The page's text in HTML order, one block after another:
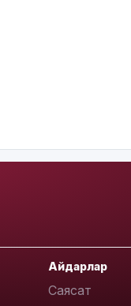
Айдарлар
Саясат